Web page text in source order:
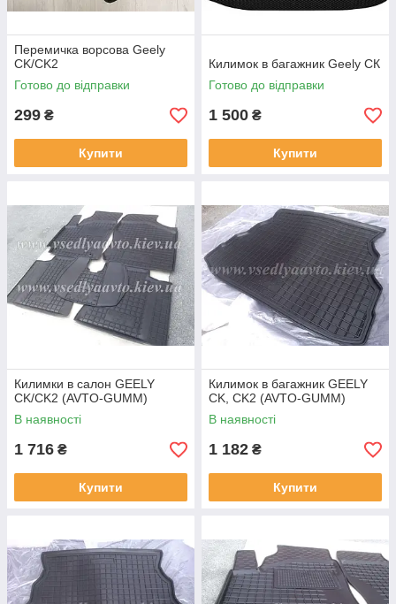
Перемичка ворсова Geely
CK/CK2
Готово до відправки
299 ₴
Купити
Килимок в багажник Geely СК
Готово до відправки
1 500 ₴
Купити
Килимки в салон GEELY
CK/CK2 (AVTO-GUMM)
В наявності
1 716 ₴
Купити
Килимок в багажник GEELY
CK, CK2 (AVTO-GUMM)
В наявності
1 182 ₴
Купити